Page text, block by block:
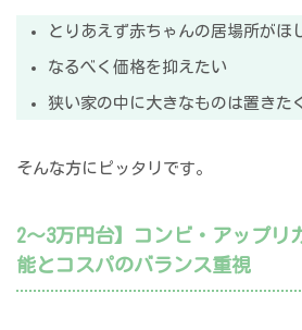
とりあえず赤ちゃんの居場所がほ
なるべく価格を抑えたい
狭い家の中に大きなものは置きた
そんな方にピッタリです。
2～3万円台】コンビ・アップリ
能とコスパのバランス重視